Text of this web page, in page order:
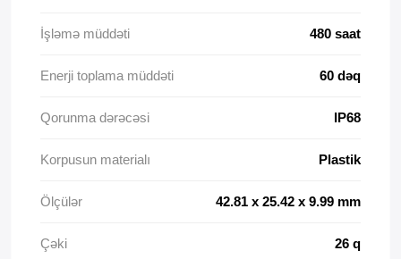
İşləmə müddəti 480 saat
Enerji toplama müddəti 60 dəq
Qorunma dərəcəsi IP68
Korpusun materialı Plastik
Ölçülər 42.81 x 25.42 x 9.99 mm
Çəki 26 q